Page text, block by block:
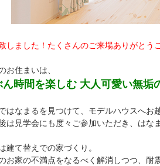
しました！たくさんのご来場ありがとう
お住まいは、
ん時間を楽しむ 大人可愛い無垢
はなまるを見つけて、モデルハウスへお
は見学会にも度々ご参加いただき、はな
建て替えでの家づくり。
お家の不満点をなるべく解消しつつ、耐